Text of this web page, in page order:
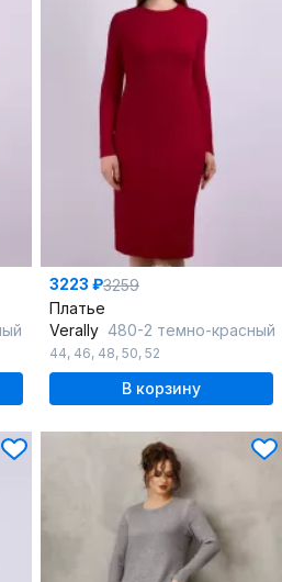
3223 ₽3259
Платье
Verally 480-2 темно-красный
44, 46, 48, 50, 52
В корзину